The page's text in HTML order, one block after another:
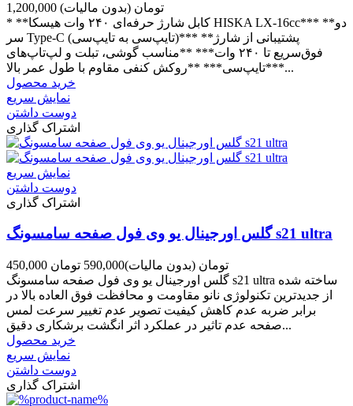
1,200,000 تومان (بدون مالیات)
* **کابل شارژ حرفه‌ای ۲۴۰ وات هیسکا HISKA LX-16cc*** **دو
سر Type-C (تایپ‌سی به تایپ‌سی)*** **پشتیبانی از شارژ
فوق‌سریع تا ۲۴۰ وات*** **مناسب گوشی، تبلت و لپ‌تاپ‌های
تایپ‌سی*** **روکش کنفی مقاوم با طول عمر بالا***...
خرید محصول
نمایش سریع
دوست داشتن
اشتراک گذاری
نمایش سریع
دوست داشتن
اشتراک گذاری
گلس اورجینال یو وی فول صفحه سامسونگ s21 ultra
450,000 تومان (بدون مالیات)590,000 تومان
گلس اورجینال یو وی فول صفحه سامسونگ s21 ultra ساخته شده
از جدیدترین تکنولوژی نانو مقاومت و محافظت فوق العاده بالا در
برابر ضربه عدم کاهش کیفیت تصویر عدم تغییر سرعت لمس
صفحه عدم تاثیر در عملکرد اثر انگشت برشکاری دقیق...
خرید محصول
نمایش سریع
دوست داشتن
اشتراک گذاری